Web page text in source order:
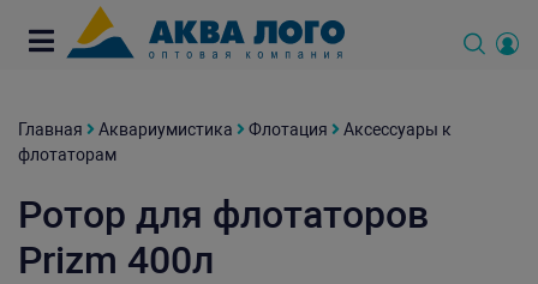
Главная Аквариумистика Флотация
Аксессуары к
флотаторам
Ротор для флотаторов
Prizm 400л